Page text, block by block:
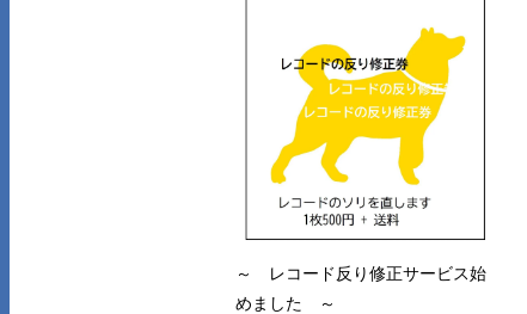
～ レコード反り修正サービス始
めました ～